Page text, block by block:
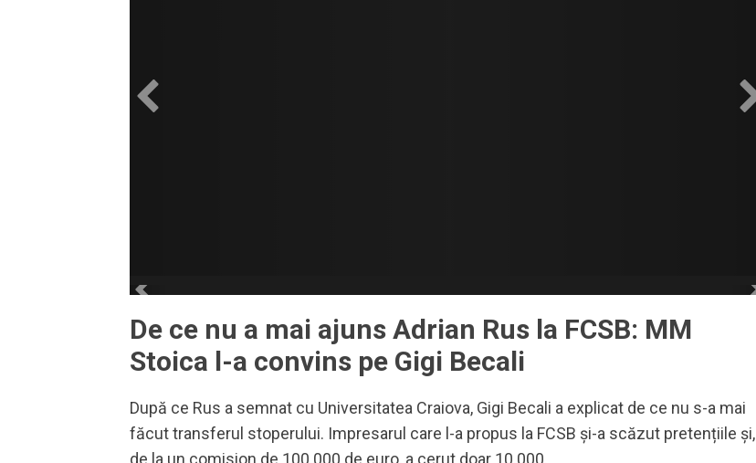
De ce nu a mai ajuns Adrian Rus la FCSB: MM
Stoica l-a convins pe Gigi Becali
După ce Rus a semnat cu Universitatea Craiova, Gigi Becali a explicat de ce nu s-a mai
făcut transferul stoperului. Impresarul care l-a propus la FCSB și-a scăzut pretențiile și,
de la un comision de 100.000 de euro, a cerut doar 10.000.